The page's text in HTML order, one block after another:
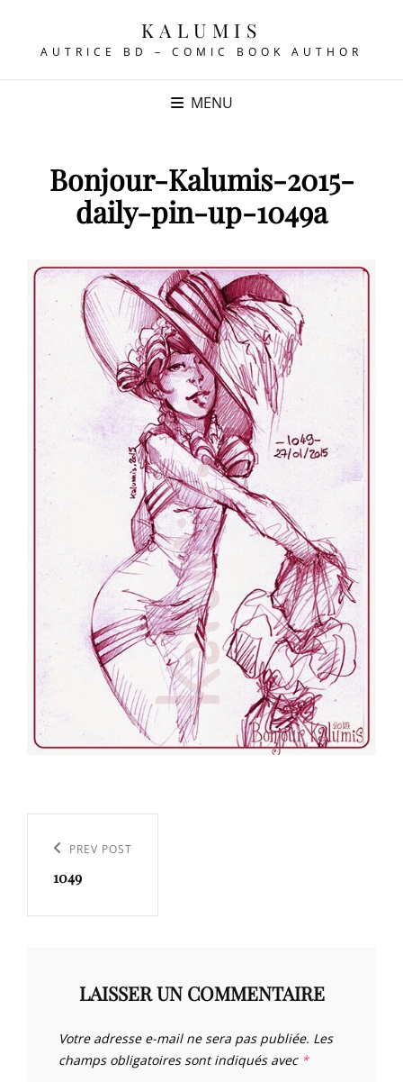
KALUMIS
AUTRICE BD – COMIC BOOK AUTHOR
MENU
Bonjour-Kalumis-2015-
daily-pin-up-1049a
l’article
Previous
Post
PREV POST
1049
LAISSER UN COMMENTAIRE
Votre adresse e-mail ne sera pas publiée. Les
champs obligatoires sont indiqués avec *